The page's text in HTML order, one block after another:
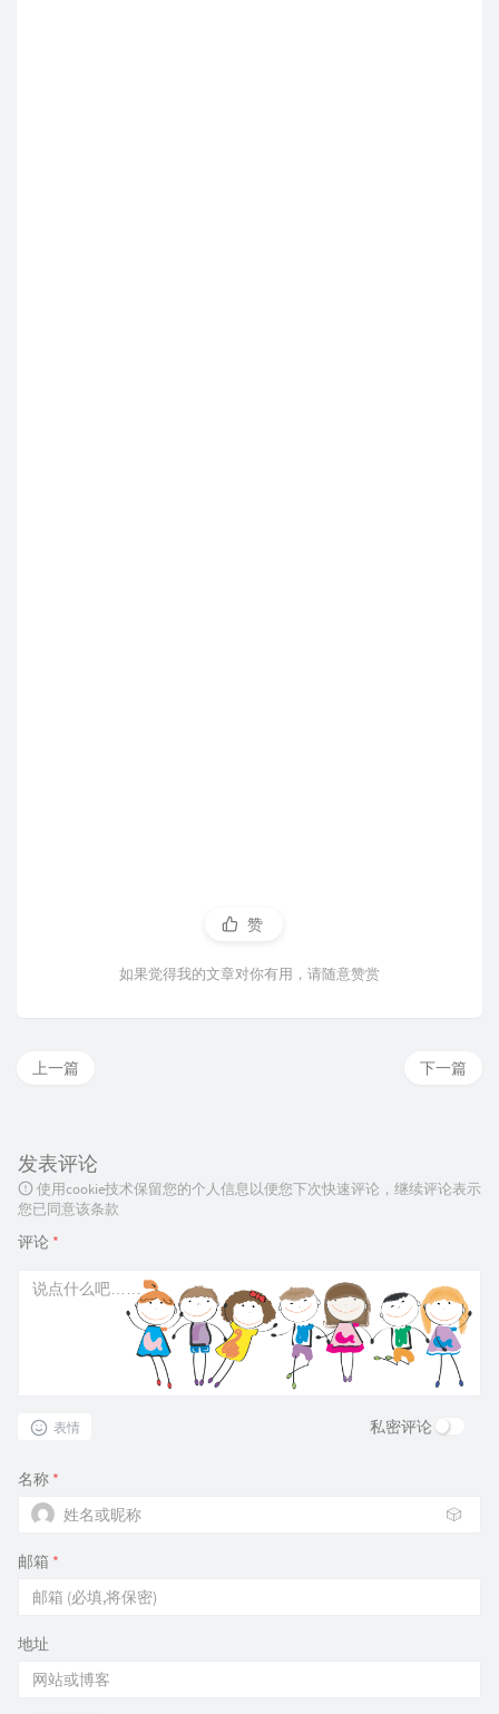
赞
如果觉得我的文章对你有用，请随意赞赏
下一篇
上一篇
发表评论
使用cookie技术保留您的个人信息以便您下次快速评论，继续评论表示
您已同意该条款
评论 *
表情 私密评论
名称 *
🎲
邮箱 *
地址